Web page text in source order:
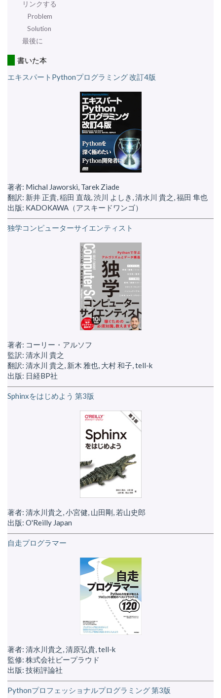
リンクする
Problem
Solution
最後に
書いた本
エキスパートPythonプログラミング 改訂4版
著者: Michal Jaworski, Tarek Ziade
翻訳: 新井 正貴, 稲田 直哉, 渋川 よしき, 清水川 貴之, 福田 隼也
出版: KADOKAWA（アスキードワンゴ）
独学コンピューターサイエンティスト
著者: コーリー・アルソフ
監訳: 清水川 貴之
翻訳: 清水川 貴之, 新木 雅也, 大村 和子, tell-k
出版: 日経BP社
Sphinxをはじめよう 第3版
著者: 清水川貴之, 小宮健, 山田剛, 若山史郎
出版: O'Reilly Japan
自走プログラマー
著者: 清水川貴之, 清原弘貴, tell-k
監修: 株式会社ビープラウド
出版: 技術評論社
Pythonプロフェッショナルプログラミング 第3版